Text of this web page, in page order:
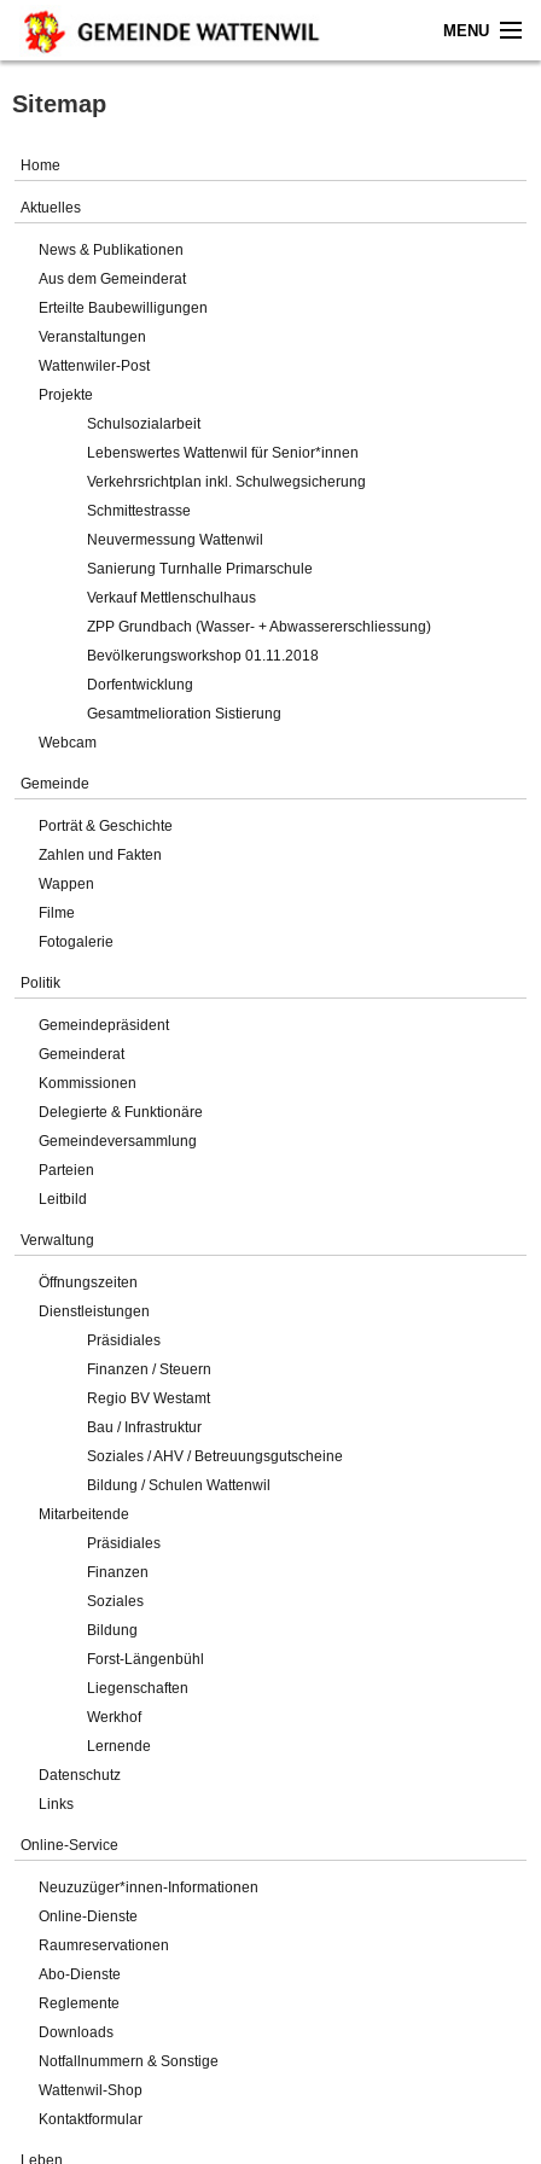
MENU
Home
Gemeinde
Verwaltung
Online-Service
Impressum
Sitemap
Home
Aktuelles
News & Publikationen
Aus dem Gemeinderat
Erteilte Baubewilligungen
Veranstaltungen
Wattenwiler-Post
Projekte
Schulsozialarbeit
Lebenswertes Wattenwil für Senior*innen
Verkehrsrichtplan inkl. Schulwegsicherung
Schmittestrasse
Neuvermessung Wattenwil
Sanierung Turnhalle Primarschule
Verkauf Mettlenschulhaus
ZPP Grundbach (Wasser- + Abwassererschliessung)
Bevölkerungsworkshop 01.11.2018
Dorfentwicklung
Gesamtmelioration Sistierung
Webcam
Gemeinde
Porträt & Geschichte
Zahlen und Fakten
Wappen
Filme
Fotogalerie
Politik
Gemeindepräsident
Gemeinderat
Kommissionen
Delegierte & Funktionäre
Gemeindeversammlung
Parteien
Leitbild
Verwaltung
Öffnungszeiten
Dienstleistungen
Präsidiales
Finanzen / Steuern
Regio BV Westamt
Bau / Infrastruktur
Soziales / AHV / Betreuungsgutscheine
Bildung / Schulen Wattenwil
Mitarbeitende
Präsidiales
Finanzen
Soziales
Bildung
Forst-Längenbühl
Liegenschaften
Werkhof
Lernende
Datenschutz
Links
Online-Service
Neuzuzüger*innen-Informationen
Online-Dienste
Raumreservationen
Abo-Dienste
Reglemente
Downloads
Notfallnummern & Sonstige
Wattenwil-Shop
Kontaktformular
Leben